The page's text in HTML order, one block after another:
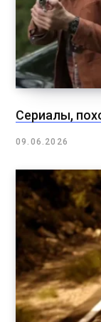
Сериалы,
09.06.2026